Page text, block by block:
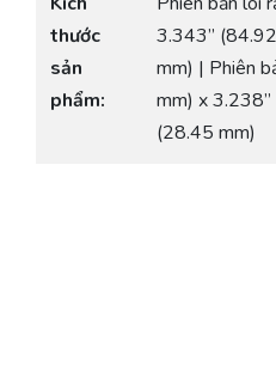
thước
sản
phẩm:
3.343”
mm) | Phiên
mm) x
(28.45 mm)